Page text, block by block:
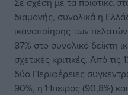
διαμονής, συνολικά η
ικανοποίησης των
87% στο συνολικό δείκτη
σχετικές κριτικές. Από
δύο Περιφέρειες
90%, η Ήπειρος (90,8%)